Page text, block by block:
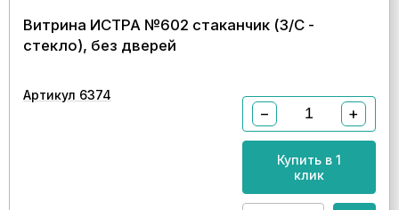
Витрина ИСТРА №602 стаканчик (З/C -
стекло), без дверей
Артикул 6374
− +
Купить в 1
клик